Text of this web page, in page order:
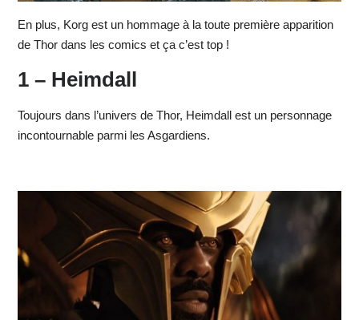
En plus, Korg est un hommage à la toute première apparition
de Thor dans les comics et ça c’est top !
1 – Heimdall
Toujours dans l’univers de Thor, Heimdall est un personnage
incontournable parmi les Asgardiens.